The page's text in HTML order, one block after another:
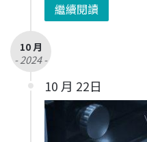
繼續閱讀
10 月
- 2024 -
10 月 22日